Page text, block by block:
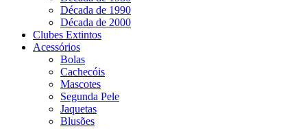
Década de 1990
Década de 2000
Clubes Extintos
Acessórios
Bolas
Cachecóis
Mascotes
Segunda Pele
Jaquetas
Blusões